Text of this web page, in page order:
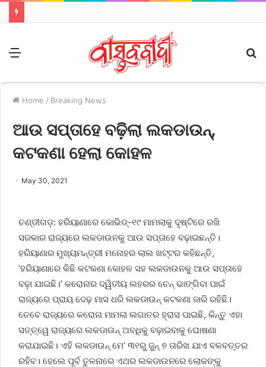
Home / Breaking News
ଆଉ ସପ୍ତାହେ ବଢ଼ିଲା ଲକଡାଉନ୍,
କଟକଣା ହେଲା କୋହଳ
May 30, 2021
ଚଣ୍ଡୀଗଡ଼: ହରିୟାଣାରେ କୋଭିଡ୍‌-୧୯ ମାମଲାକୁ ଦୃଷ୍ଟିରେ ରଖି
ସରକାର ରାଜ୍ୟରେ ଲକଡାଉନକୁ ଆଉ ସପ୍ତାହେ ବଢ଼ାଇଛନ୍ତି।
ହରିୟାଣାର ମୁଖ୍ୟମନ୍ତ୍ରୀ ମନୋହର ଲାଲ ଖଟ୍ଟର କହିଛନ୍ତି,
‘ହରିୟାଣାରେ କିଛି କଟକଣା କୋହଳ ସହ ଲକଡାଉନକୁ ଆଉ ସପ୍ତାହେ
ବଢ଼ା ଯାଇଛି।’ କରୋନାର ଦ୍ୱିତୀୟ ଲହରର ଚେନ୍ ଭାଙ୍ଗିବା ପାଇଁ
ରାଜ୍ୟରେ ପ୍ରାୟ ଦେଢ଼ ମାସ ଧରି ଲକଡାଉନ୍ କଟକଣା ଜାରି ରହିଛି।
ତେବେ ରାଜ୍ୟରେ କରୋନା ମାମଲା ଲଗାତର ହ୍ରାସ ପାଇଛି, କିନ୍ତୁ ଏହା
ସତ୍ତ୍ୱେ ରାଜ୍ୟରେ ଲକଡାଉନ୍ ଅବଧିକୁ ବଢ଼ାଇବାକୁ ଘୋଷଣା
କରାଯାଇଛି। ଏହି ଲକଡାଉନ୍ ମେ’ ୩୧ରୁ ଜୁନ୍ ୭ ତାରିଖ ଯାଏ ବଳବତ୍ତର
ରହିବ। ହେଲେ ପୂର୍ବ ତୁଳନାରେ ଏଥର ଲକଡାଉନରେ ଲୋକଙ୍କୁ